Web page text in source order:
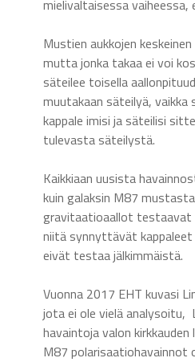
mielivaltaisessa
Mustien aukkojen
mutta jonka takaa ei voi
säteilee toisella
muutakaan säteilyä,
kappale imisi ja säteilisi
tulevasta säteilystä.
Kaikkiaan uusista
kuin galaksin M87
gravitaatioaallot testaavat
niitä synnyttävät
eivät testaa jälkimmäistä.
Vuonna 2017 EHT kuvasi
jota ei ole vielä analysoitu,
havaintoja valon
M87 polarisaatiohavainnot